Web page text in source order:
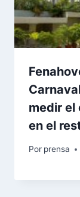
medir
en el
Por prensa